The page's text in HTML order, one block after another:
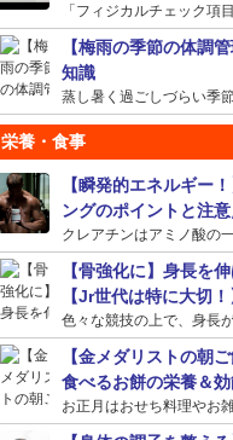
「フィジカルチェック項
【梅雨の季節の体調
知識
蒸し暑く過ごしづらい季
栄養・食事
【瞬発的エネルギー
ングのポイントと注
クレアチンはアミノ酸の
【骨強化に】身長を
【Jr世代は特に大切！
色々な競技の上で、身長
【金メダリストの朝
食べるお餅の栄養＆
お正月はおせち料理やお